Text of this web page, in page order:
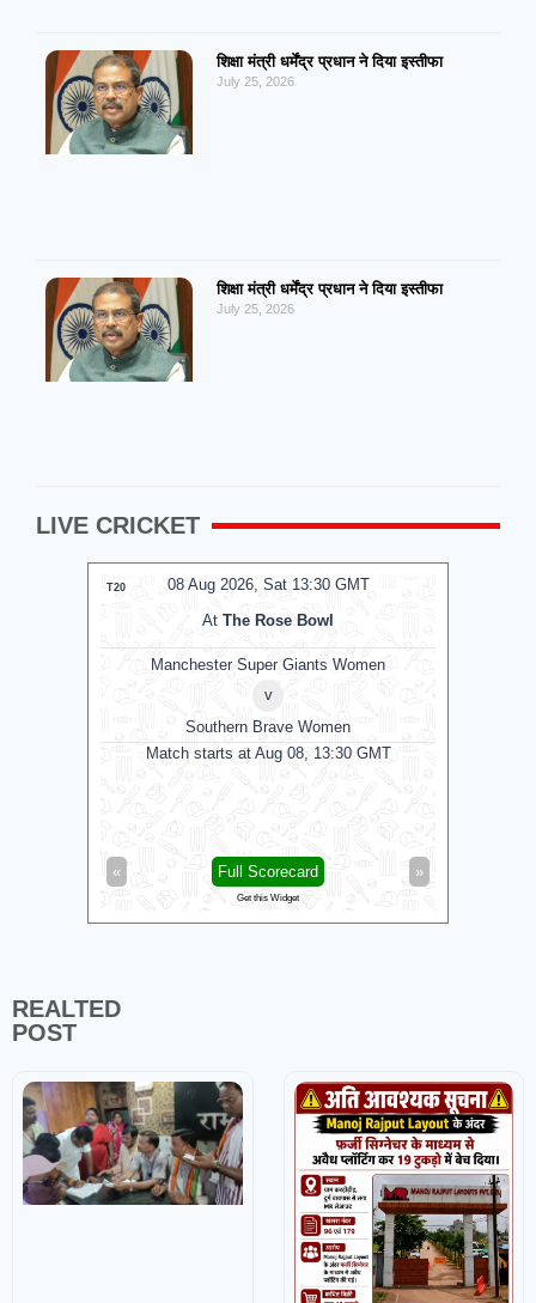
शिक्षा मंत्री धर्मेंद्र प्रधान ने दिया इस्तीफा
July 25, 2026
शिक्षा मंत्री धर्मेंद्र प्रधान ने दिया इस्तीफा
July 25, 2026
LIVE CRICKET
08 Aug 2026, Sat 13:30 GMT
T20
At The Rose Bowl
Manchester Super Giants Women
v
Southern Brave Women
Match starts at Aug 08, 13:30 GMT
« »
Full Scorecard
Get this Widget
REALTED
POST